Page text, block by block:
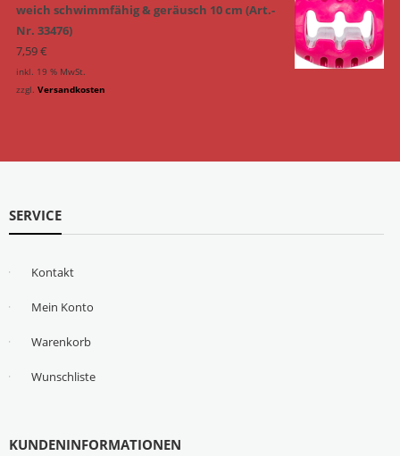
weich schwimmfähig & geräusch 10 cm (Art.-
Nr. 33476)
7,59€
inkl. 19 % MwSt.
zzgl. Versandkosten
SERVICE
Kontakt
Mein Konto
Warenkorb
Wunschliste
KUNDENINFORMATIONEN